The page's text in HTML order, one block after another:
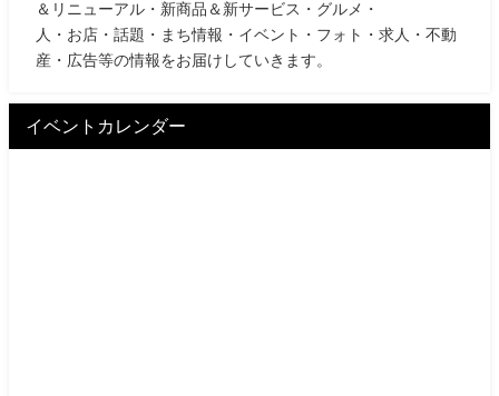
＆リニューアル・新商品＆新サービス・グルメ・
人・お店・話題・まち情報・イベント・フォト・求人・不動
産・広告等の情報をお届けしていきます。
イベントカレンダー